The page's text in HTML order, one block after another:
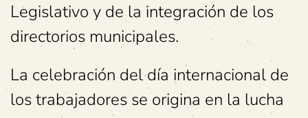
Legislativo y de la integración de los
directorios municipales.
La celebración del día internacional de
los trabajadores se origina en la lucha